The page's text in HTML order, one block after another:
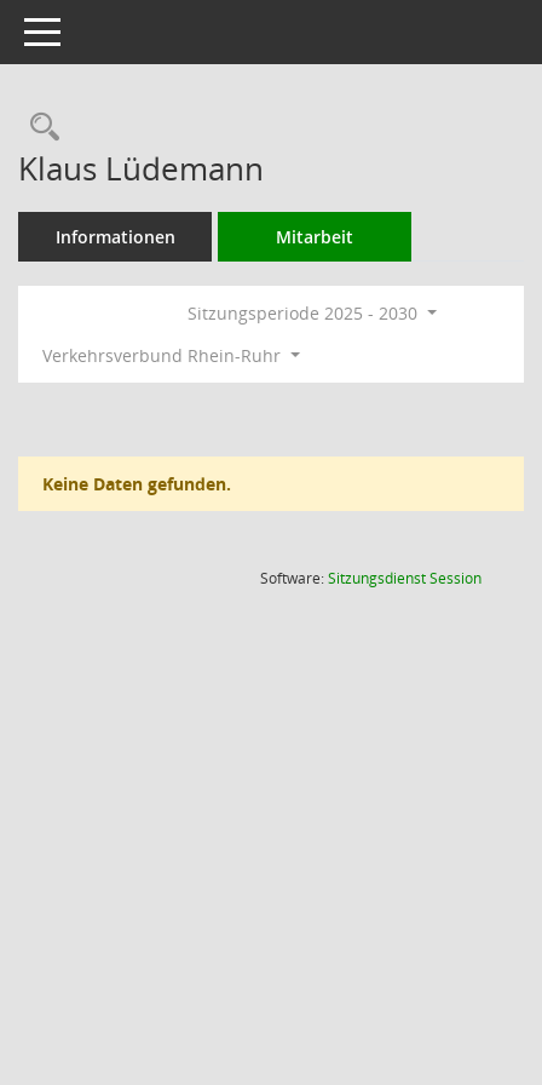
Toggle navigation
Rechercheauswahl
Klaus Lüdemann
Informationen Mitarbeit
Sitzungsperiode 2025 - 2030
Verkehrsverbund Rhein-Ruhr
Keine Daten gefunden.
Software:SitzungsdienstSession(Wird in